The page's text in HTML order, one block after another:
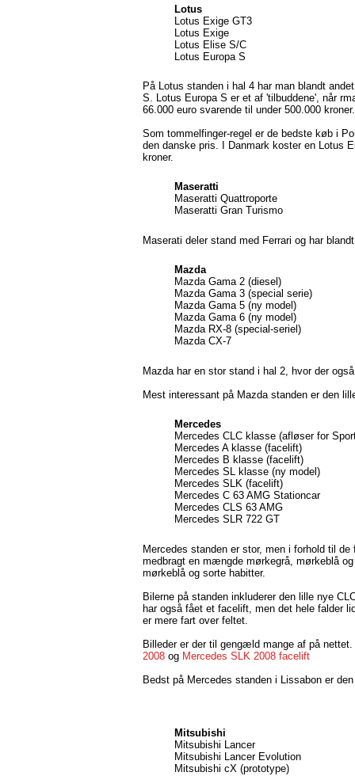
Lotus
Lotus Exige GT3
Lotus Exige
Lotus Elise S/C
Lotus Europa S
På Lotus standen i hal 4 har man blandt
S. Lotus Europa S er et af 'tilbuddene', når
66.000 euro svarende til under 500.000 kroner.
Som tommelfinger-regel er de bedste køb i
den danske pris. I Danmark koster en Lotus
kroner.
Maseratti
Maseratti Quattroporte
Maseratti Gran Turismo
Maserati deler stand med Ferrari og har
Mazda
Mazda Gama 2 (diesel)
Mazda Gama 3 (special serie)
Mazda Gama 5 (ny model)
Mazda Gama 6 (ny model)
Mazda RX-8 (special-seriel)
Mazda CX-7
Mazda har en stor stand i hal 2, hvor der
Mest interessant på Mazda standen er den
Mercedes
Mercedes CLC klasse (afløser for
Mercedes A klasse (facelift)
Mercedes B klasse (facelift)
Mercedes SL klasse (ny model)
Mercedes SLK (facelift)
Mercedes C 63 AMG Stationcar
Mercedes CLS 63 AMG
Mercedes SLR 722 GT
Mercedes standen er stor, men i forhold til
medbragt en mængde mørkegrå, mørkeblå
mørkeblå og sorte habitter.
Bilerne på standen inkluderer den lille nye
har også fået et facelift, men det hele falder
er mere fart over feltet.
Billeder er der til gengæld mange af på
2008 og Mercedes SLK 2008 facelift
Bedst på Mercedes standen i Lissabon er
Mitsubishi
Mitsubishi Lancer
Mitsubishi Lancer Evolution
Mitsubishi cX (prototype)